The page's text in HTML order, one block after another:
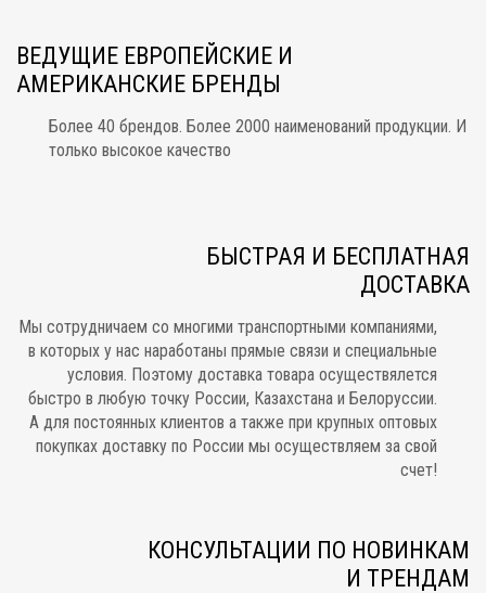
ВЕДУЩИЕ ЕВРОПЕЙСКИЕ И
АМЕРИКАНСКИЕ БРЕНДЫ
Более 40 брендов. Более 2000 наименований продукции. И
только высокое качество
БЫСТРАЯ И БЕСПЛАТНАЯ
ДОСТАВКА
Мы сотрудничаем со многими транспортными компаниями,
в которых у нас наработаны прямые связи и специальные
условия. Поэтому доставка товара осуществялется
быстро в любую точку России, Казахстана и Белоруссии.
А для постоянных клиентов а также при крупных оптовых
покупках доставку по России мы осуществляем за свой
счет!
КОНСУЛЬТАЦИИ ПО НОВИНКАМ
И ТРЕНДАМ